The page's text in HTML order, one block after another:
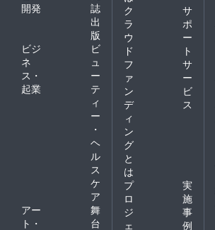
開発
誌
出
版
ビジ
ネ
ス・
起業
ビ
ュ
ー
テ
ィ
ー
・
ヘ
ル
ス
ケ
ア
アー
ト・
舞
台
ク
ラ
ウ
ド
フ
ァ
ン
デ
ィ
ン
グ
と
は
サ
ポ
ー
ト
サ
ー
ビ
ス
プ
ロ
ジ
ェ
実
施
事
例